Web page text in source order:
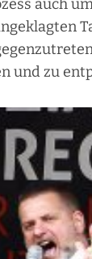
auch
und zu